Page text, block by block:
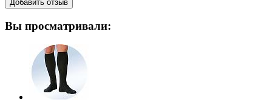
Вы просматривали: